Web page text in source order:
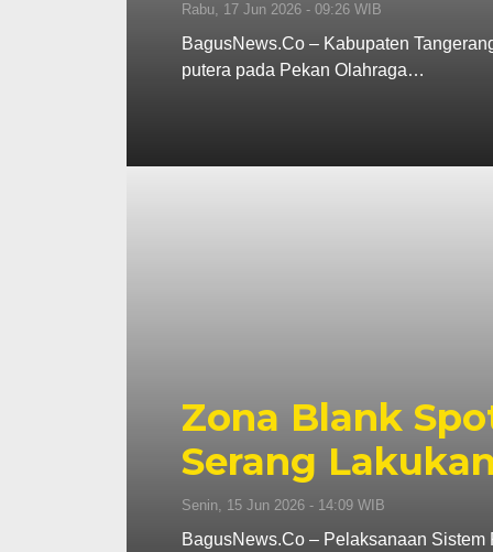
Rabu, 17 Jun 2026 - 09:26 WIB
BagusNews.Co – Kabupaten
putera pada Pekan Olahraga…
Zona Blank
Serang
Senin, 15 Jun 2026 - 14:09 WIB
BagusNews.Co – Pelaksanaan